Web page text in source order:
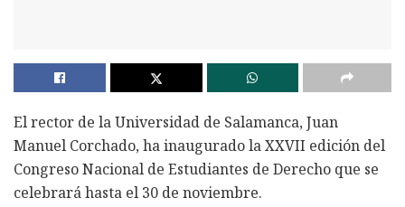
El rector de la Universidad de Salamanca, Juan
Manuel Corchado, ha inaugurado la XXVII edición del
Congreso Nacional de Estudiantes de Derecho que se
celebrará hasta el 30 de noviembre.